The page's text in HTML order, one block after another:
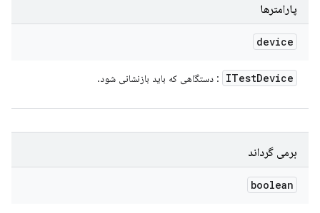
پارامترها
device
ITestDevice : دستگاهی که باید بازنشانی شود.
برمی گرداند
boolean